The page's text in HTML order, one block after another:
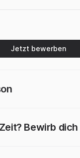
Jetzt bewerben
Bewirb